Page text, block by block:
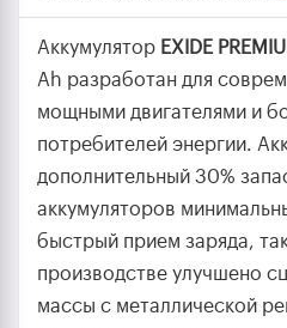
Аккумулятор EXIDE
Ah разработан для
мощными двигателями и
потребителей энергии.
дополнительный 30%
аккумуляторов
быстрый прием заряда,
производстве улучшено
массы с металлической